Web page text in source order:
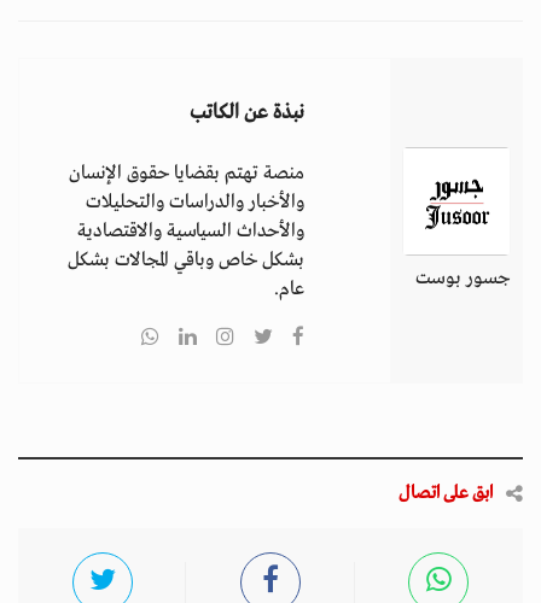
جسور بوست
نبذة عن الكاتب
منصة تهتم بقضايا حقوق الإنسان
والأخبار والدراسات والتحليلات
والأحداث السياسية والاقتصادية
بشكل خاص وباقي المجالات بشكل
عام.
ابق على اتصال